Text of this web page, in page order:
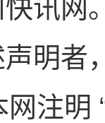
讯网
声明者
网注明